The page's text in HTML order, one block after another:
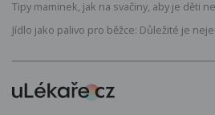
Tipy maminek, jak na svačiny, aby je děti
Jídlo jako palivo pro běžce: Důležité je